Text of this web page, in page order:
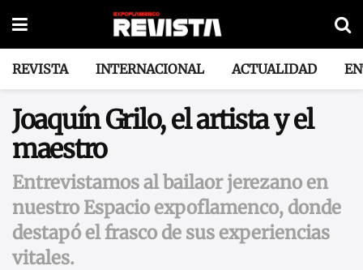
REVISTA INTERNACIONAL ACTUALIDAD
Joaquín Grilo, el artista y el
maestro
Entrevistamos al bailaor jerezano en
nuestro Espacio expoflamenco, donde
destapó el frasco de sus experiencias
vitales.